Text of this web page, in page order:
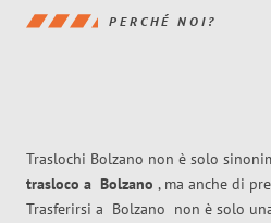
PERCHÉ NOI?
Traslochi Bolzano non è solo
trasloco a Bolzano , ma anche di
Trasferirsi a Bolzano non è solo